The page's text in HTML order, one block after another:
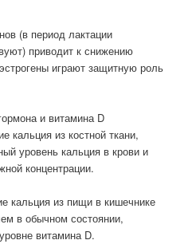
(в период лактации
приводит к снижению
играют защитную роль
и витамина D
кальция из костной ткани,
уровень кальция в крови и
концентрации.
кальция из пищи в кишечнике
в обычном состоянии,
витамина D.